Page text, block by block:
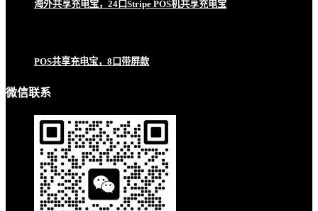
海外共享充电宝，24口Stripe POS机共享充电宝
POS共享充电宝，8口带屏款
微信联系